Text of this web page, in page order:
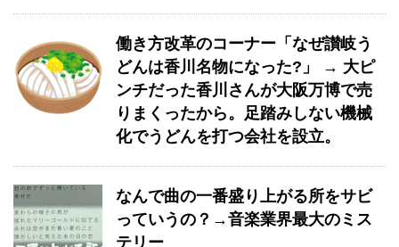
働き方改革のコーナー「なぜ讃岐う
どんは香川名物になった?」 → 大ピ
ンチだった香川さんが大阪万博で売
りまくったから。足踏みしない機械
化でうどんを打つ会社を設立。
なんで曲の一番盛り上がる所をサビ
っていうの？→音楽業界最大のミス
テリー